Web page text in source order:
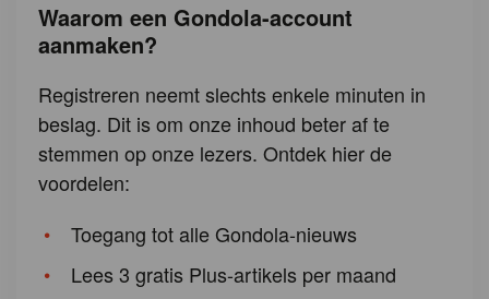
Waarom een Gondola-account
aanmaken?
Registreren neemt slechts enkele minuten in
beslag. Dit is om onze inhoud beter af te
stemmen op onze lezers. Ontdek hier de
voordelen:
Toegang tot alle Gondola-nieuws
Lees 3 gratis Plus-artikels per maand